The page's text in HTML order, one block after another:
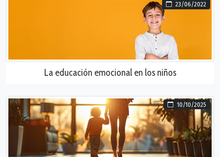
23/06/2022
La educación emocional en los niños
10/10/2025